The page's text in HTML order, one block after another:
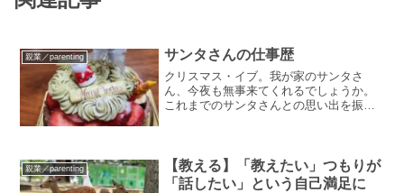
親業／parenting サンタさんの仕事歴
クリスマス・イブ。我が家のサンタさ
ん、今夜も無事来てくれるでしょうか。
これまでのサンタさんとの思い出を振り
現在も巷で人気のおも...
親業／parenting
【教える】「教えたい」つもりが
「話したい」という自己満足に